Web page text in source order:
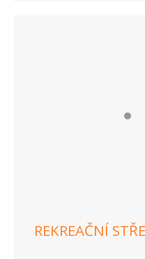
REKREAČNÍ